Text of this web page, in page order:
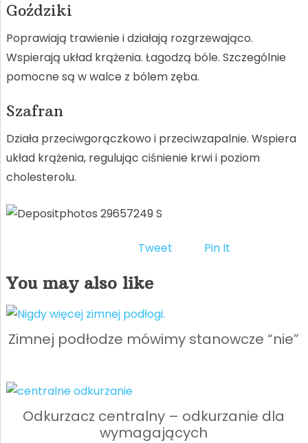
Goździki
Poprawiają trawienie i działają rozgrzewająco.
Wspierają układ krążenia. Łagodzą bóle. Szczególnie
pomocne są w walce z bólem zęba.
Szafran
Działa przeciwgorączkowo i przeciwzapalnie. Wspiera
układ krążenia, regulując ciśnienie krwi i poziom
cholesterolu.
Tweet Pin It
You may also like
Zimnej podłodze mówimy stanowcze “nie”
Odkurzacz centralny – odkurzanie dla
wymagających